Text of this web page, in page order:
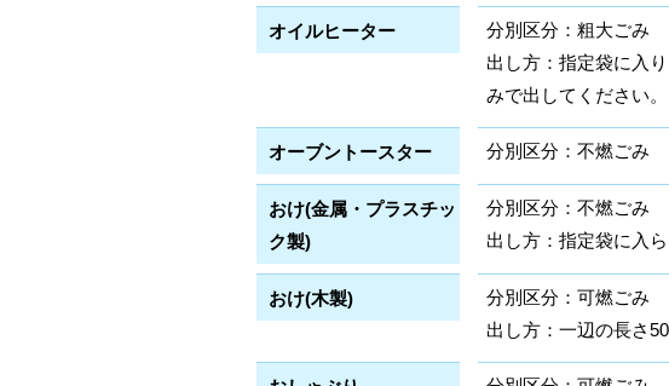
オイルヒーター
分別区分：粗大ごみ
出し方：指定袋に入
みで出してください。
オーブントースター 分別区分：不燃ごみ
おけ(金属・プラスチッ
ク製)
分別区分：不燃ごみ
出し方：指定袋に入
おけ(木製)
分別区分：可燃ごみ
出し方：一辺の長さ